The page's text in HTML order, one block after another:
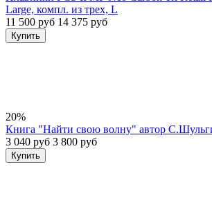
Large, компл. из трех, L
11 500 руб 14 375 руб
Купить
20%
Книга "Найти свою волну" автор
3 040 руб 3 800 руб
Купить